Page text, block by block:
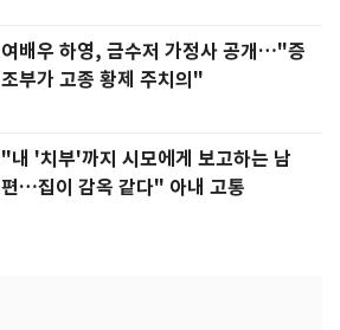
여배우 하영, 금수저 가정사 공개…"증
조부가 고종 황제 주치의"
"내 '치부'까지 시모에게 보고하는 남
편…집이 감옥 같다" 아내 고통